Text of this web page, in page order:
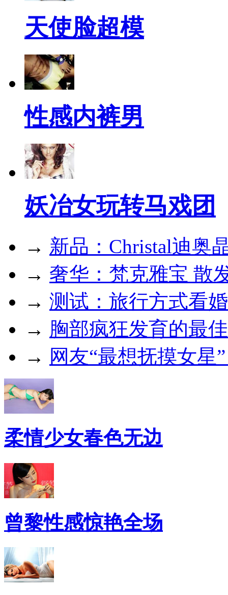
天使脸超模
性感内裤男
妖冶女玩转马戏团
→ 新品：Christal迪奥
→ 奢华：梵克雅宝 散
→ 测试：旅行方式看
→ 胸部疯狂发育的最
→ 网友“最想抚摸女星
柔情少女春色无边
曾黎性感惊艳全场